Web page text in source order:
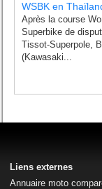
WSBK en
Après la course
Superbike de
Tissot-Superpole,
(Kawasaki...
Liens externes
Annuaire moto